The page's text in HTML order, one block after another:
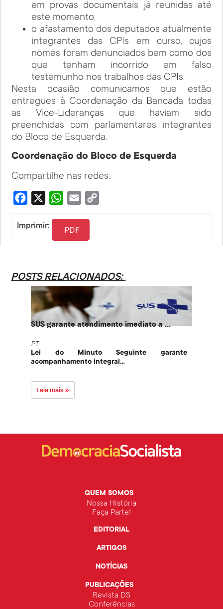
em provas documentais já reunidas até
este momento;
o afastamento dos deputados atualmente
integrantes das CPIs em curso, cujos
nomes foram denunciados bem como dos
que tenham incorrido em falso
testemunho nos trabalhos das CPIs.
Nesta ocasião comunicamos que estão
entregues à Coordenação da Bancada todas
as Vice-Lideranças que haviam sido
preenchidas com parlamentares integrantes
do Bloco de Esquerda.
Coordenação do Bloco de Esquerda
Compartilhe nas redes:
Facebook WhatsApp
Email
Imprimir: PDF
POSTS RELACIONADOS:
SUS garante atendimento imediato a ...
PT
Lei do Minuto Seguinte garante
acompanhamento integral...
Leia mais »
QUEM SOMOS
Nossa História
Faça Parte!
EDITORIAL
ARTIGOS
NOTÍCIAS
PUBLICAÇÕES
Revista DS
Conferências